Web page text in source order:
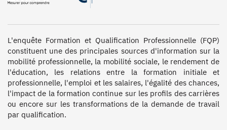
L'enquête Formation et Qualification Professionnelle (FQP)
constituent une des principales sources d'information sur la
mobilité professionnelle, la mobilité sociale, le rendement de
l'éducation, les relations entre la formation initiale et
professionnelle, l'emploi et les salaires, l'égalité des chances,
l'impact de la formation continue sur les profils des carrières
ou encore sur les transformations de la demande de travail
par qualification.